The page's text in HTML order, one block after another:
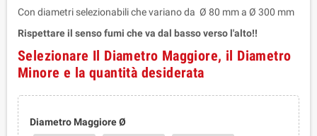
Con diametri selezionabili che variano da Ø 80 mm a Ø 300 mm
Rispettare il senso fumi che va dal basso verso l'alto!!
Selezionare Il Diametro Maggiore, il Diametro
Minore e la quantità desiderata
Diametro Maggiore Ø